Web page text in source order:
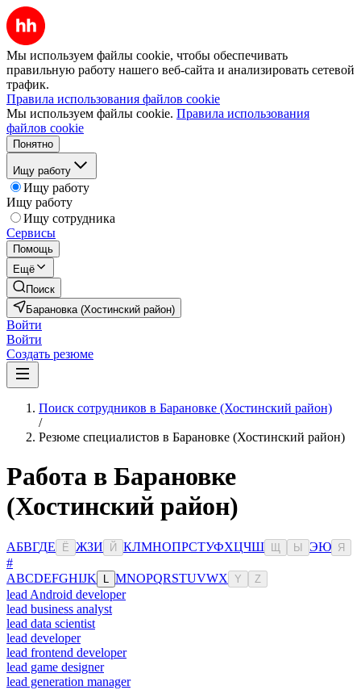
Мы используем файлы cookie, чтобы обеспечивать
правильную работу нашего веб-сайта и анализировать сетевой
трафик.
Правила использования файлов cookie
Мы используем файлы cookie. Правила использования
файлов cookie
Понятно
Ищу работу
Ищу работу
Ищу работу
Ищу сотрудника
Сервисы
Помощь
Ещё
Поиск
Барановка (Хостинский район)
Войти
Войти
Создать резюме
Поиск сотрудников в Барановке (Хостинский район)
/
Резюме специалистов в Барановке (Хостинский район)
Работа в Барановке
(Хостинский район)
АБВГДЕ Ё ЖЗИ Й КЛМНОПРСТУФХЦЧШ Ы ЭЮ Я
#
ABCDEFGHIJK MNOPQRSTUVWX Y Z
lead Android developer
lead business analyst
lead data scientist
lead developer
lead frontend developer
lead game designer
lead generation manager